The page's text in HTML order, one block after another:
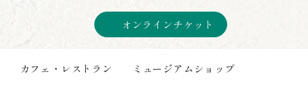
オンラインチケット
カフェ・レストラン ミュージアムショップ